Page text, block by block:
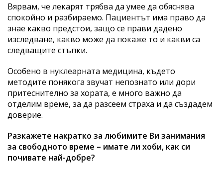
Вярвам, че лекарят трябва да умее да обяснява
спокойно и разбираемо. Пациентът има право да
знае какво предстои, защо се прави дадено
изследване, какво може да покаже то и какви са
следващите стъпки.
Особено в нуклеарната медицина, където
методите понякога звучат непознато или дори
притеснително за хората, е много важно да
отделим време, за да разсеем страха и да създадем
доверие.
Разкажете накратко за любимите Ви занимания
за свободното време – имате ли хоби, как си
почивате най-добре?